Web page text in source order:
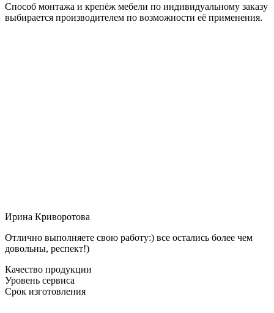
Способ монтажа и крепёж мебели по индивидуальному заказу
выбирается производителем по возможности её применения.
Ирина Криворотова
Отлично выполняете свою работу:) все остались более чем
довольны, респект!)
Качество продукции
Уровень сервиса
Срок изготовления